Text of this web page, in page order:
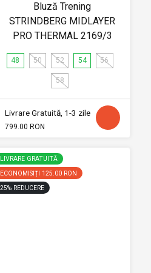
Bluză Trening
STRINDBERG MIDLAYER
PRO THERMAL 2169/3
48 50 52 54 56
58
Livrare Gratuită, 1-3 zile
799.00 RON
LIVRARE GRATUITĂ
ECONOMISIȚI 125.00 RON
25% REDUCERE